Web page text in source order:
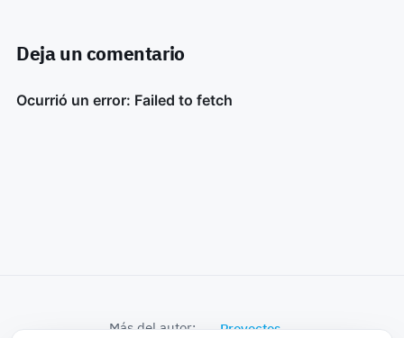
Deja un comentario
Más del autor: Proyectos